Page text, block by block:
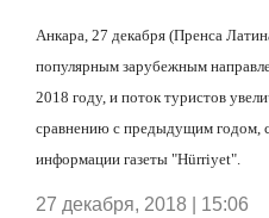
Анкара, 27 декабря (Пренса
популярным зарубежным
2018 году, и поток туристов
сравнению с предыдущим годом,
информации газеты "Hürriyet".
27 декабря, 2018 | 15:06